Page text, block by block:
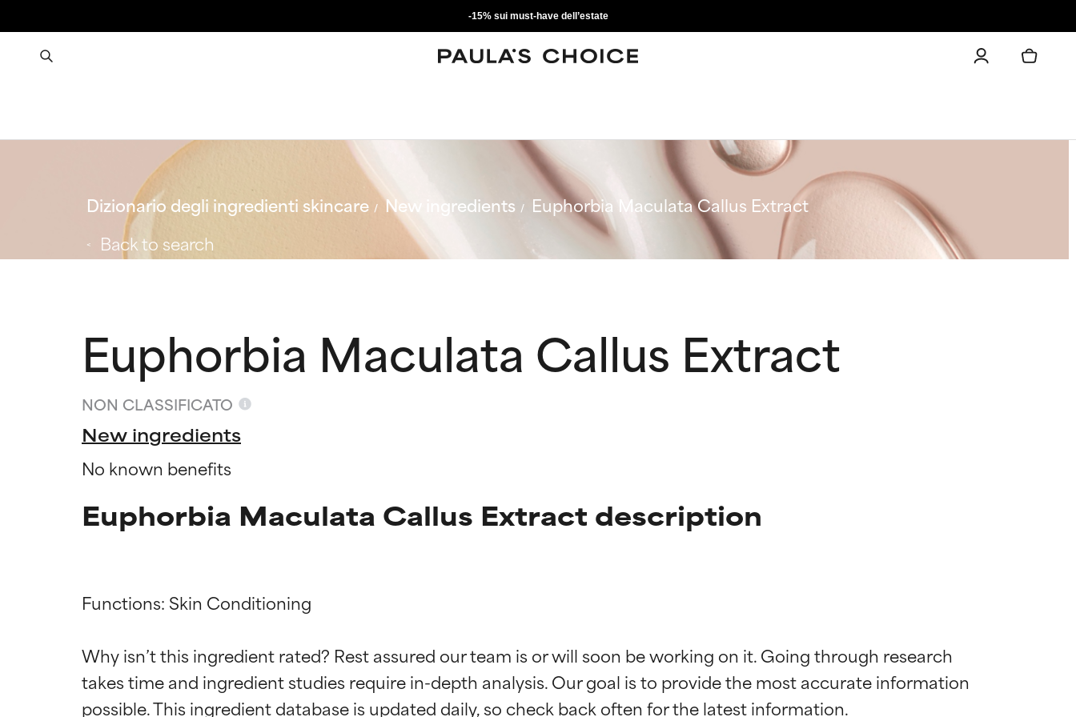
-15% sui must-have dell’estate
Dizionario degli ingredienti skincare New ingredients
Euphorbia Maculata Callus Extract
Back to search
Euphorbia Maculata Callus Extract
NON CLASSIFICATO
New ingredients
No known benefits
Euphorbia Maculata Callus Extract description
Functions: Skin Conditioning
Why isn’t this ingredient rated? Rest assured our team is or will soon be working on it. Going through research
takes time and ingredient studies require in-depth analysis. Our goal is to provide the most accurate information
Valutazione degli ingredienti
OTTIMO
Comprovati e sostenuti da studi indipendenti. Ingrediente attivo eccezionale per la maggior
parte dei tipi di pelle o dei problemi.
Valutazione degli ingredienti
OTTIMO
Comprovati e sostenuti da studi indipendenti. Ingrediente attivo eccezionale per la maggior
parte dei tipi di pelle o dei problemi.